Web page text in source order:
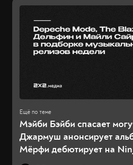
Мэйби Бэйби спасает
Джармуш анонсирует
Мёрфи дебютирует на